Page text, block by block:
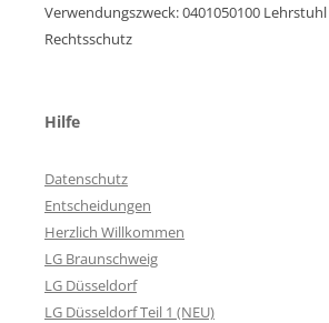
Verwendungszweck: 0401050100
Rechtsschutz
Hilfe
Datenschutz
Entscheidungen
Herzlich Willkommen
LG Braunschweig
LG Düsseldorf
LG Düsseldorf Teil 1 (NEU)